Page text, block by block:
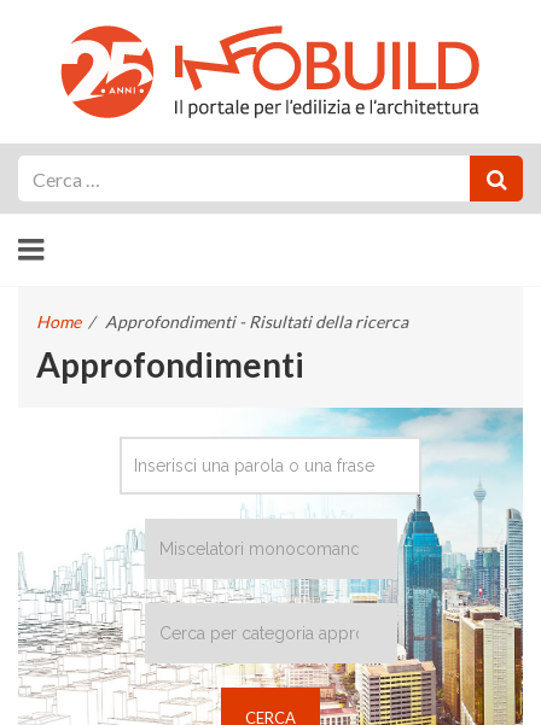
Home / Approfondimenti - Risultati della ricerca
Approfondimenti